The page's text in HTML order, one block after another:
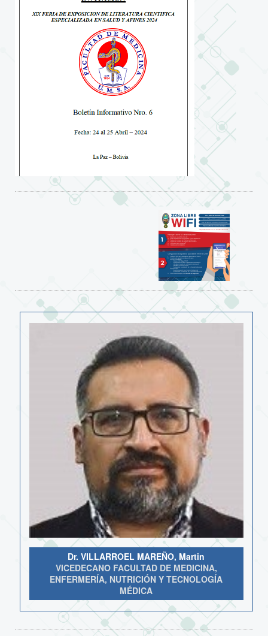
Dr. VILLARROEL MAREÑO, Martin
VICEDECANO FACULTAD DE MEDICINA,
ENFERMERÍA, NUTRICIÓN Y TECNOLOGÍA
MÉDICA